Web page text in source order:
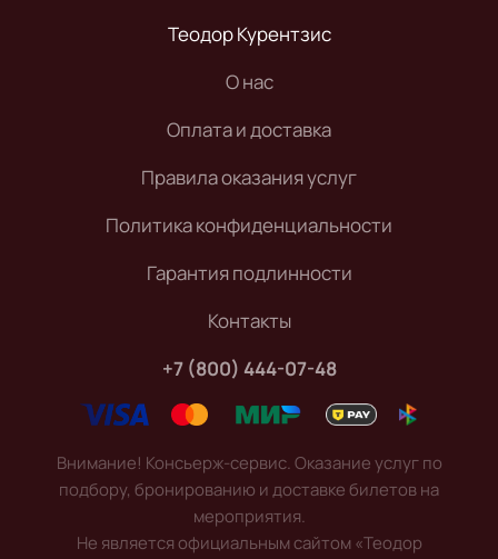
Теодор Курентзис
О нас
Оплата и доставка
Правила оказания услуг
Политика конфиденциальности
Гарантия подлинности
Контакты
+7 (800) 444-07-48
Внимание! Консьерж-сервис. Оказание услуг по
подбору, бронированию и доставке билетов на
мероприятия.
Не является официальным сайтом «Теодор